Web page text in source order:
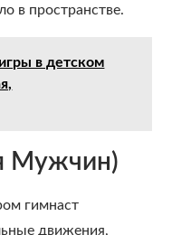
в пространстве.
в детском
Мужчин)
гимнаст
движения,